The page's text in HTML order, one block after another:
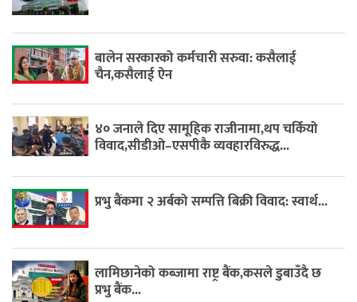
बालेन सरकारको कर्मचारी सरुवा: कसैलाई
चैन,कसैलाई ऐन
४० जनाले दिए सामूहिक राजीनामा,थप चर्कियो
विवाद,सीडीओ–एसपीकै व्यवहारविरुद्ध...
प्रभु बैंकमा २ अर्बको सम्पत्ति बिक्री विवाद: स्वार्थ...
लामिछानेको कब्जामा राष्ट्र बैंक,कसले डुबाउँदै छ
प्रभु बैंक...